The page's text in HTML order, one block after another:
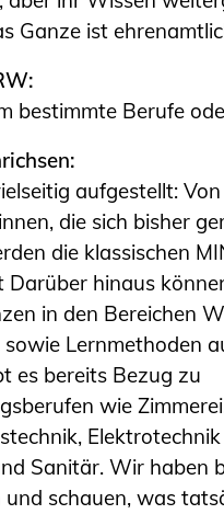
Ganze ist
bestimmte Berufe
aufgestellt:
die sich bisher
die klassischen
Darüber hinaus
in den Bereichen
sowie Lernmethoden
es bereits Bezug zu
wie
Sanitär. Wir haben
schauen, was